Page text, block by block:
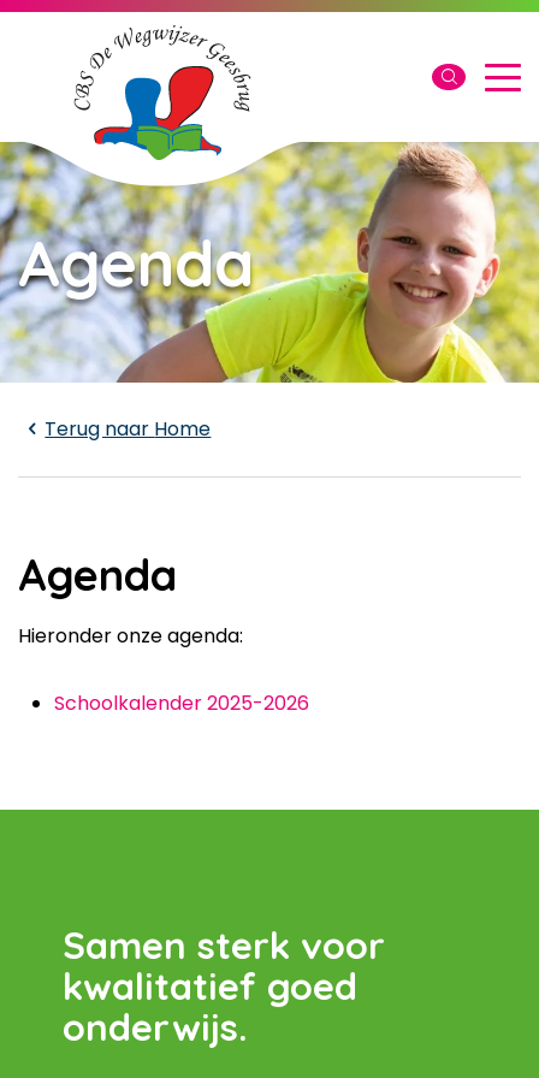
Laden...
Agenda
Terug naar Home
Agenda
Hieronder onze agenda:
Schoolkalender 2025-2026
Samen sterk voor
kwalitatief goed
onderwijs.